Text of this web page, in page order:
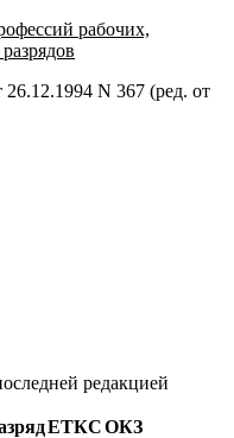
рабочих,
N 367 (ред. от
редакцией
ЕТКСОКЗ